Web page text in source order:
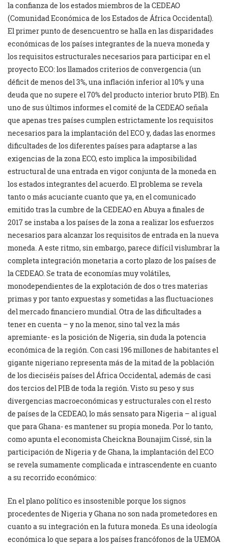
la confianza de los estados miembros de la CEDEAO
(Comunidad Económica de los Estados de África Occidental).
El primer punto de desencuentro se halla en las disparidades
económicas de los países integrantes de la nueva moneda y
los requisitos estructurales necesarios para participar en el
proyecto ECO: los llamados criterios de convergencia (un
déficit de menos del 3%, una inflación inferior al 10% y una
deuda que no supere el 70% del producto interior bruto PIB). En
uno de sus últimos informes el comité de la CEDEAO señala
que apenas tres países cumplen estrictamente los requisitos
necesarios para la implantación del ECO y, dadas las enormes
dificultades de los diferentes países para adaptarse a las
exigencias de la zona ECO, esto implica la imposibilidad
estructural de una entrada en vigor conjunta de la moneda en
los estados integrantes del acuerdo. El problema se revela
tanto o más acuciante cuanto que ya, en el comunicado
emitido tras la cumbre de la CEDEAO en Abuya a finales de
2017 se instaba a los países de la zona a realizar los esfuerzos
necesarios para alcanzar los requisitos de entrada en la nueva
moneda. A este ritmo, sin embargo, parece difícil vislumbrar la
completa integración monetaria a corto plazo de los países de
la CEDEAO. Se trata de economías muy volátiles,
monodependientes de la explotación de dos o tres materias
primas y por tanto expuestas y sometidas a las fluctuaciones
del mercado financiero mundial. Otra de las dificultades a
tener en cuenta – y no la menor, sino tal vez la más
apremiante- es la posición de Nigeria, sin duda la potencia
económica de la región. Con casi 196 millones de habitantes el
gigante nigeriano representa más de la mitad de la población
de los dieciséis países del África Occidental, además de casi
dos tercios del PIB de toda la región. Visto su peso y sus
divergencias macroeconómicas y estructurales con el resto
de países de la CEDEAO, lo más sensato para Nigeria – al igual
que para Ghana- es mantener su propia moneda. Por lo tanto,
como apunta el economista Cheickna Bounajim Cissé, sin la
participación de Nigeria y de Ghana, la implantación del ECO
se revela sumamente complicada e intrascendente en cuanto
a su recorrido económico:
En el plano político es insostenible porque los signos
procedentes de Nigeria y Ghana no son nada prometedores en
cuanto a su integración en la futura moneda. Es una ideología
económica lo que separa a los países francófonos de la UEMOA